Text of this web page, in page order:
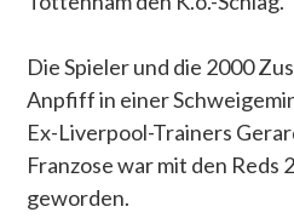
Die Spieler und die 2000
Anpfiff in einer
Ex-Liverpool-Trainers
Franzose war mit den Reds
geworden.